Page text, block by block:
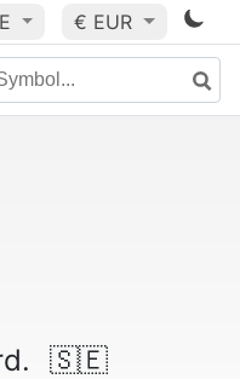
€ EUR
🇸🇪